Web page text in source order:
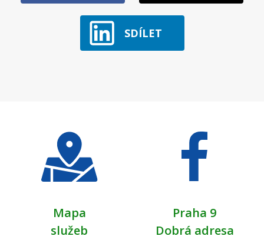
SDÍLET
Mapa
služeb
Praha 9
Dobrá adresa